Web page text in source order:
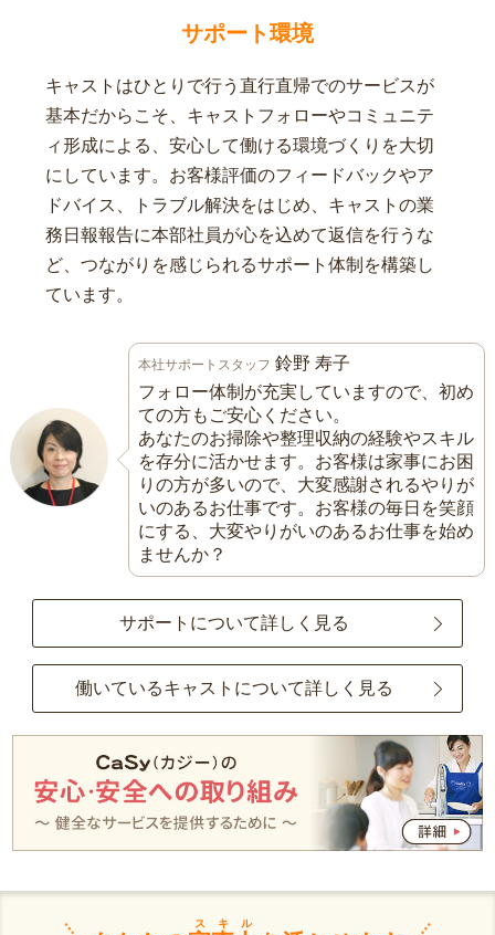
サポート環境
キャストはひとりで行う直行直帰でのサービスが
基本だからこそ、キャストフォローやコミュニテ
ィ形成による、安心して働ける環境づくりを大切
にしています。お客様評価のフィードバックやア
ドバイス、トラブル解決をはじめ、キャストの業
務日報報告に本部社員が心を込めて返信を行うな
ど、つながりを感じられるサポート体制を構築し
ています。
本社サポートスタッフ 鈴野 寿子
フォロー体制が充実していますので、初め
ての方もご安心ください。
あなたのお掃除や整理収納の経験やスキル
を存分に活かせます。お客様は家事にお困
りの方が多いので、大変感謝されるやりが
いのあるお仕事です。お客様の毎日を笑顔
にする、大変やりがいのあるお仕事を始め
ませんか？
サポートについて詳しく見る
働いているキャストについて詳しく見る
スキル